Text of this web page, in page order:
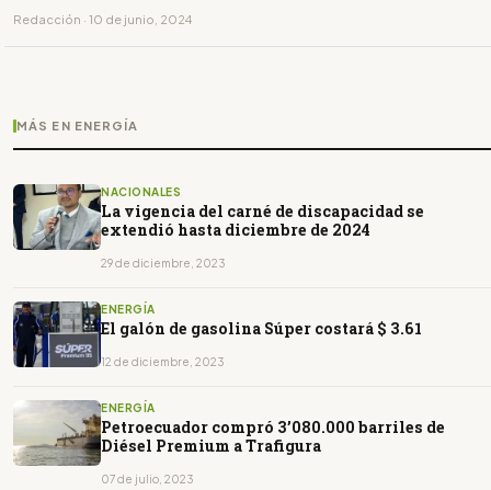
Redacción · 10 de junio, 2024
MÁS EN ENERGÍA
NACIONALES
La vigencia del carné de discapacidad se
extendió hasta diciembre de 2024
29 de diciembre, 2023
ENERGÍA
El galón de gasolina Súper costará $ 3.61
12 de diciembre, 2023
ENERGÍA
Petroecuador compró 3’080.000 barriles de
Diésel Premium a Trafigura
07 de julio, 2023